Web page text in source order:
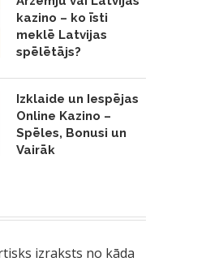
kazino – ko īsti
meklē Latvijas
spēlētājs?
Izklaide un Iespējas
Online Kazino –
Spēles, Bonusi un
Vairāk
izraksts no kāda